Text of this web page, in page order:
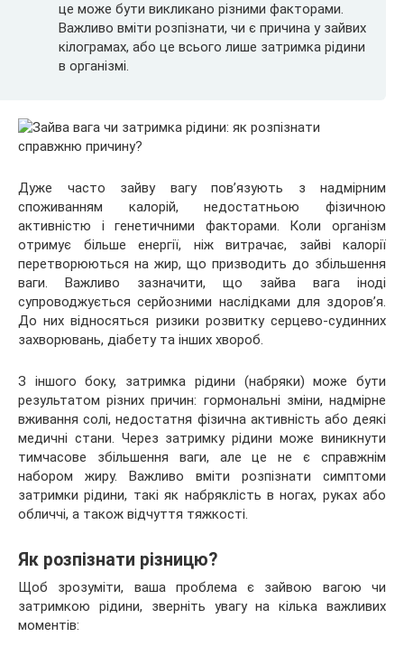
це може бути викликано різними факторами.
Важливо вміти розпізнати, чи є причина у зайвих
кілограмах, або це всього лише затримка рідини
в організмі.
Дуже часто зайву вагу пов’язують з надмірним
споживанням калорій, недостатньою фізичною
активністю і генетичними факторами. Коли організм
отримує більше енергії, ніж витрачає, зайві калорії
перетворюються на жир, що призводить до збільшення
ваги. Важливо зазначити, що зайва вага іноді
супроводжується серйозними наслідками для здоров’я.
До них відносяться ризики розвитку серцево-судинних
захворювань, діабету та інших хвороб.
З іншого боку, затримка рідини (набряки) може бути
результатом різних причин: гормональні зміни, надмірне
вживання солі, недостатня фізична активність або деякі
медичні стани. Через затримку рідини може виникнути
тимчасове збільшення ваги, але це не є справжнім
набором жиру. Важливо вміти розпізнати симптоми
затримки рідини, такі як набряклість в ногах, руках або
обличчі, а також відчуття тяжкості.
Як розпізнати різницю?
Щоб зрозуміти, ваша проблема є зайвою вагою чи
затримкою рідини, зверніть увагу на кілька важливих
моментів: